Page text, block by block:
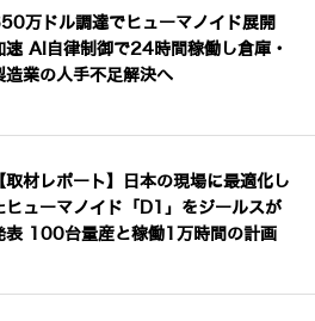
万ドル調達でヒューマノイド展開
速 AI自律制御で24時間稼働し倉庫・
造業の人手不足解決へ
取材レポート】日本の現場に最適化し
ヒューマノイド「D1」をジールスが
表 100台量産と稼働1万時間の計画